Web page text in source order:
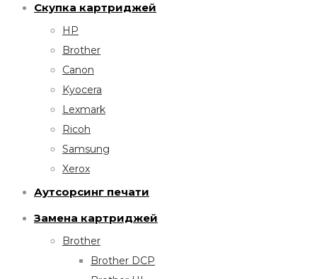
Скупка картриджей
HP
Brother
Canon
Kyocera
Lexmark
Ricoh
Samsung
Xerox
Аутсорсинг печати
Замена картриджей
Brother
Brother DCP